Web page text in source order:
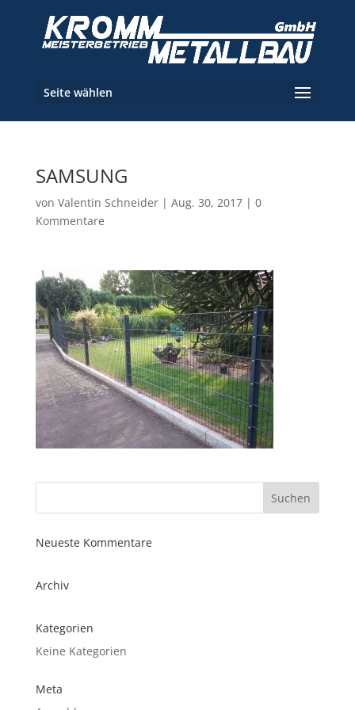
Seite wählen
SAMSUNG
von Valentin Schneider| Aug. 30, 2017| 0
Kommentare
Neueste Kommentare
Archiv
Kategorien
Keine Kategorien
Meta